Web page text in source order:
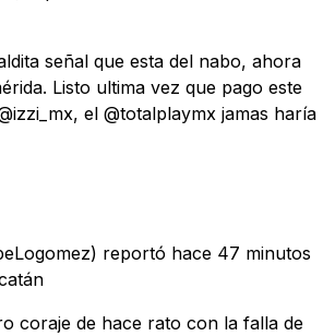
señal que esta del nabo, ahora
Listo ultima vez que pago este
el @totalplaymx jamas haría
reportó hace 47 minutos
coraje de hace rato con la falla de